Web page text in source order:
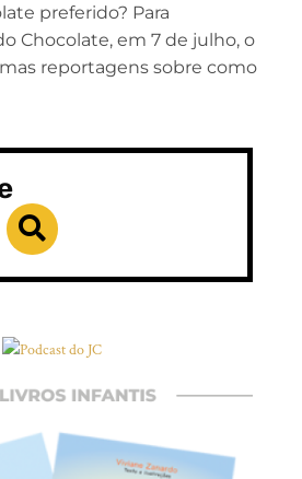
preferido? Para
Chocolate, em 7 de julho, o
reportagens sobre como